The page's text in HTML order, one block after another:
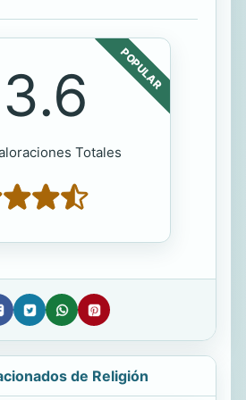
POPULAR
3.6
Totales
de Religión